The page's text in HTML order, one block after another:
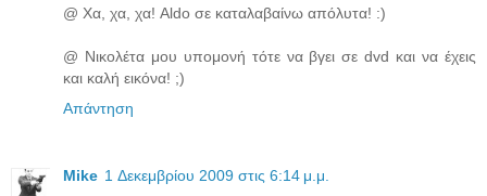
@ Χα, χα, χα! Aldo σε καταλαβαίνω απόλυτα! :)
@ Νικολέτα μου υπομονή τότε να βγει σε dvd και να έχεις
και καλή εικόνα! ;)
Απάντηση
Mike 1 Δεκεμβρίου 2009 στις 6:14 μ.μ.